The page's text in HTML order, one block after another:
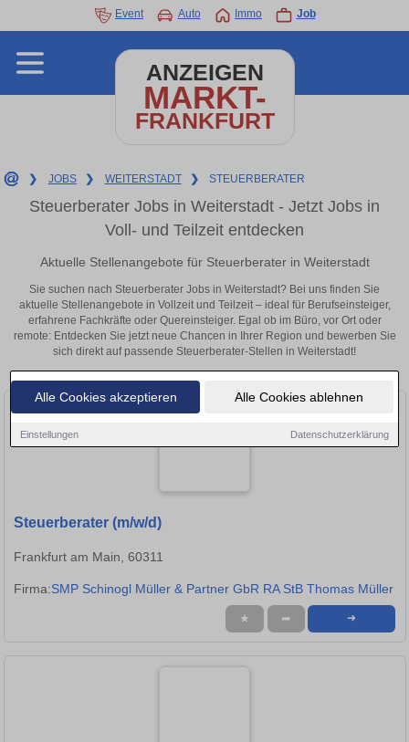
Alle Cookies akzeptieren Alle Cookies ablehnen
Einstellungen Datenschutzerklärung
Event Auto Immo Job
ANZEIGEN
MARKT-
FRANKFURT
❯ JOBS ❯ WEITERSTADT ❯ STEUERBERATER
Steuerberater Jobs in Weiterstadt - Jetzt Jobs in
Voll- und Teilzeit entdecken
Aktuelle Stellenangebote für Steuerberater in Weiterstadt
Sie suchen nach Steuerberater Jobs in Weiterstadt? Bei uns finden Sie
aktuelle Stellenangebote in Vollzeit und Teilzeit – ideal für Berufseinsteiger,
erfahrene Fachkräfte oder Quereinsteiger. Egal ob im Büro, vor Ort oder
remote: Entdecken Sie jetzt neue Chancen in Ihrer Region und bewerben Sie
sich direkt auf passende Steuerberater-Stellen in Weiterstadt!
Steuerberater (m/w/d)
Frankfurt am Main, 60311
Firma:SMP Schinogl Müller & Partner GbR RA StB Thomas Müller
★ ➦ ➜